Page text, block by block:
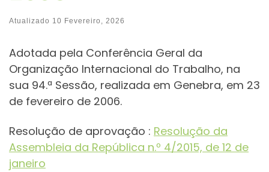
Atualizado 10 Fevereiro, 2026
Adotada pela Conferência Geral da
Organização Internacional do Trabalho, na
sua 94.ª Sessão, realizada em Genebra, em 23
de fevereiro de 2006.
Resolução de aprovação : Resolução da
Assembleia da República n.º 4/2015, de 12 de
janeiro